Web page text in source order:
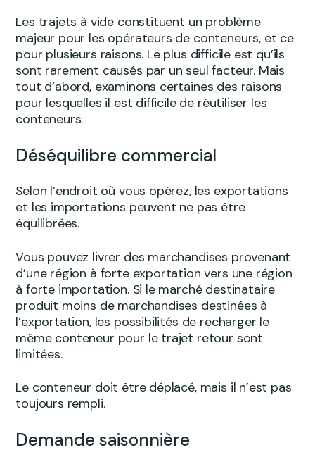
Les trajets à vide constituent un problème
majeur pour les opérateurs de conteneurs, et ce
pour plusieurs raisons. Le plus difficile est qu’ils
sont rarement causés par un seul facteur. Mais
tout d’abord, examinons certaines des raisons
pour lesquelles il est difficile de réutiliser les
conteneurs.
Déséquilibre commercial
Selon l’endroit où vous opérez, les exportations
et les importations peuvent ne pas être
équilibrées.
Vous pouvez livrer des marchandises provenant
d’une région à forte exportation vers une région
à forte importation. Si le marché destinataire
produit moins de marchandises destinées à
l’exportation, les possibilités de recharger le
même conteneur pour le trajet retour sont
limitées.
Le conteneur doit être déplacé, mais il n’est pas
toujours rempli.
Demande saisonnière